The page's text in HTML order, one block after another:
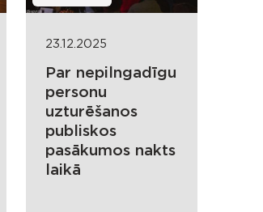
23.12.2025
Par nepilngadīgu
personu
uzturēšanos
publiskos
pasākumos nakts
laikā